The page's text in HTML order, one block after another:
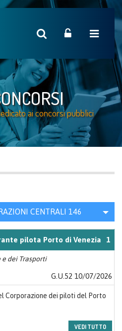
ai concorsi pubblici
CENTRALI 146
pilota Porto di Venezia 1
dei Trasporti
G.U.52 10/07/2026
Corporazione dei piloti del Porto
VEDI TUTTO